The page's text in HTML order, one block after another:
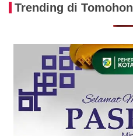
Trending di Tomohon